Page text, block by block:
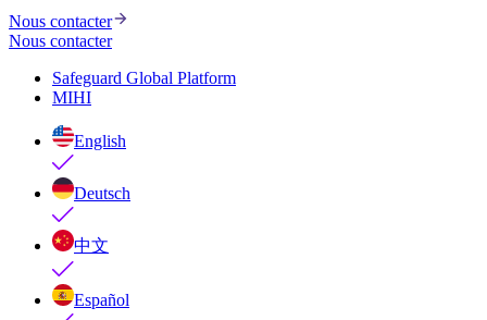
Nous contacter
Nous contacter
Safeguard Global Platform
MIHI
English
Deutsch
中文
Español